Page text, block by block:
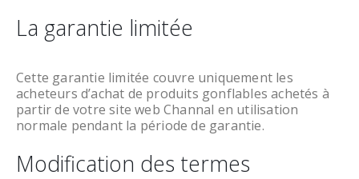
La garantie limitée
Cette garantie limitée couvre uniquement les
acheteurs d’achat de produits gonflables achetés à
partir de votre site web Channal en utilisation
normale pendant la période de garantie.
Modification des termes